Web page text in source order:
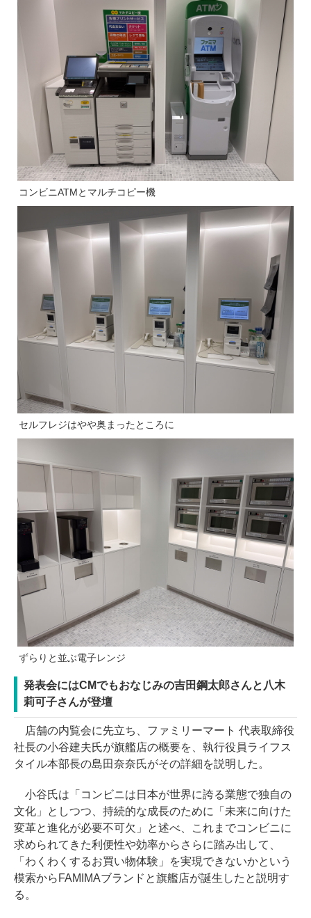
コンビニATMとマルチコピー機
セルフレジはやや奥まったところに
ずらりと並ぶ電子レンジ
発表会にはCMでもおなじみの吉田鋼太郎さんと八木
莉可子さんが登壇
店舗の内覧会に先立ち、ファミリーマート 代表取締役
社長の小谷建夫氏が旗艦店の概要を、執行役員ライフス
タイル本部長の島田奈奈氏がその詳細を説明した。
小谷氏は「コンビニは日本が世界に誇る業態で独自の
文化」としつつ、持続的な成長のために「未来に向けた
変革と進化が必要不可欠」と述べ、これまでコンビニに
求められてきた利便性や効率からさらに踏み出して、
「わくわくするお買い物体験」を実現できないかという
模索からFAMIMAブランドと旗艦店が誕生したと説明す
る。